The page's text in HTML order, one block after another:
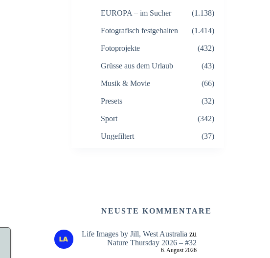
EUROPA – im Sucher (1.138)
Fotografisch festgehalten (1.414)
Fotoprojekte (432)
Grüsse aus dem Urlaub (43)
Musik & Movie (66)
Presets (32)
Sport (342)
Ungefiltert (37)
NEUSTE KOMMENTARE
Life Images by Jill, West Australia zu
Nature Thursday 2026 – #32
6. August 2026